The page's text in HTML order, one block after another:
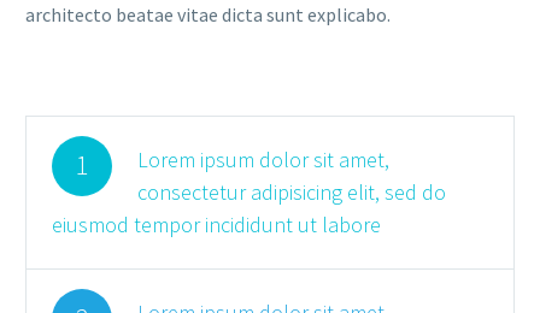
architecto beatae vitae dicta sunt explicabo.
1
Lorem ipsum dolor sit amet,
consectetur adipisicing elit, sed do
eiusmod tempor incididunt ut labore